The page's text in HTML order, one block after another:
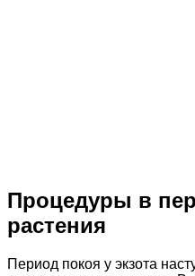
Процедуры в
растения
Период покоя у экзота